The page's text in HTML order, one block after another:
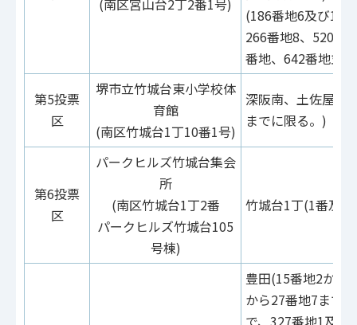
(南区宮山台2丁2番1号)
(186番地6及び
266番地8、520番
番地、642番地並
第5投票
区
堺市立竹城台東小学校体
育館
(南区竹城台1丁10番1号)
深阪南、土佐屋台
までに限る。)
第6投票
区
パークヒルズ竹城台集会
所
(南区竹城台1丁2番
パークヒルズ竹城台105
号棟)
竹城台1丁(1番及
豊田(15番地2から
から27番地7まで
で、327番地1及び